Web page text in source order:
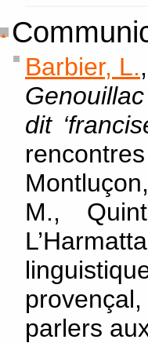
Barbier, L.
dit
M.,
parlers